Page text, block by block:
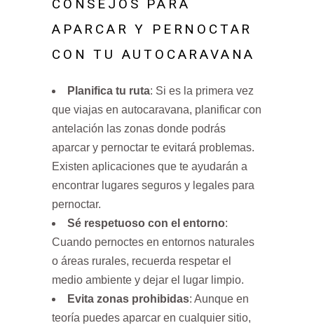
CONSEJOS PARA
APARCAR Y PERNOCTAR
CON TU AUTOCARAVANA
Planifica tu ruta: Si es la primera vez
que viajas en autocaravana, planificar con
antelación las zonas donde podrás
aparcar y pernoctar te evitará problemas.
Existen aplicaciones que te ayudarán a
encontrar lugares seguros y legales para
pernoctar.
Sé respetuoso con el entorno:
Cuando pernoctes en entornos naturales
o áreas rurales, recuerda respetar el
medio ambiente y dejar el lugar limpio.
Evita zonas prohibidas: Aunque en
teoría puedes aparcar en cualquier sitio,